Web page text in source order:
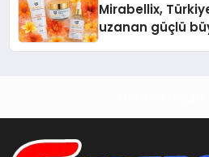
Mirabellix,
uzanan güçlü